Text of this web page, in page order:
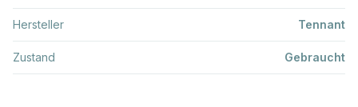
Hersteller Tennant
Zustand Gebraucht